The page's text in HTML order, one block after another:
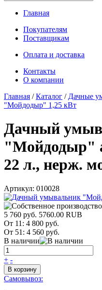
Главная
Покупателям
Поставщикам
Оплата и доставка
Контакты
О компании
Главная /Каталог / Дачные
"Мойдодыр" 1,25 кВт
Дачный
"Мойдодыр"
22 л., нерж.
Артикул: 010028
5 760 руб. 5760.00 RUB
От 11: 4 800 руб.
От 51: 4 560 руб.
В наличии
+ -
В корзину
Самовывоз: